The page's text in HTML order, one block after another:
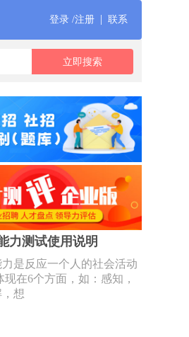
登录 /注册| 联系
力测试使用说明
力是反应一个人的社会活动
现在6个方面，如：感知，
想